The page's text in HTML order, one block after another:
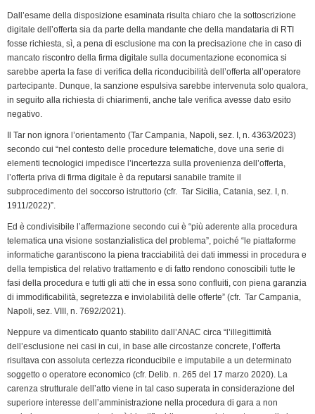
Dall’esame della disposizione esaminata risulta chiaro che la sottoscrizione
digitale dell’offerta sia da parte della mandante che della mandataria di RTI
fosse richiesta, sì, a pena di esclusione ma con la precisazione che in caso di
mancato riscontro della firma digitale sulla documentazione economica si
sarebbe aperta la fase di verifica della riconducibilità dell’offerta all’operatore
partecipante. Dunque, la sanzione espulsiva sarebbe intervenuta solo qualora,
in seguito alla richiesta di chiarimenti, anche tale verifica avesse dato esito
negativo.
Il Tar non ignora l’orientamento (Tar Campania, Napoli, sez. I, n. 4363/2023)
secondo cui “nel contesto delle procedure telematiche, dove una serie di
elementi tecnologici impedisce l’incertezza sulla provenienza dell’offerta,
l’offerta priva di firma digitale è da reputarsi sanabile tramite il
subprocedimento del soccorso istruttorio (cfr. Tar Sicilia, Catania, sez. I, n.
1911/2022)”.
Ed è condivisibile l’affermazione secondo cui è “più aderente alla procedura
telematica una visione sostanzialistica del problema”, poiché “le piattaforme
informatiche garantiscono la piena tracciabilità dei dati immessi in procedura e
della tempistica del relativo trattamento e di fatto rendono conoscibili tutte le
fasi della procedura e tutti gli atti che in essa sono confluiti, con piena garanzia
di immodificabilità, segretezza e inviolabilità delle offerte” (cfr. Tar Campania,
Napoli, sez. VIII, n. 7692/2021).
Neppure va dimenticato quanto stabilito dall’ANAC circa “l’illegittimità
dell’esclusione nei casi in cui, in base alle circostanze concrete, l’offerta
risultava con assoluta certezza riconducibile e imputabile a un determinato
soggetto o operatore economico (cfr. Delib. n. 265 del 17 marzo 2020). La
carenza strutturale dell’atto viene in tal caso superata in considerazione del
superiore interesse dell’amministrazione nella procedura di gara a non